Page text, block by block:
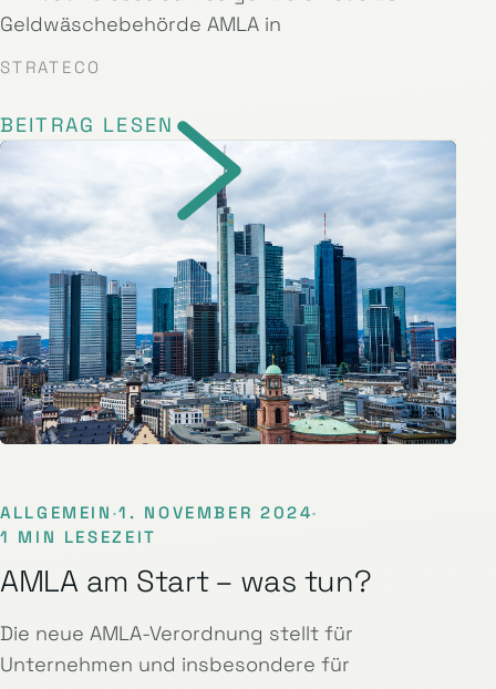
Geldwäschebehörde AMLA in
STRATECO
BEITRAG LESEN
ALLGEMEIN ·1. NOVEMBER 2024·
1 MIN LESEZEIT
AMLA am Start – was tun?
Die neue AMLA-Verordnung stellt für
Unternehmen und insbesondere für